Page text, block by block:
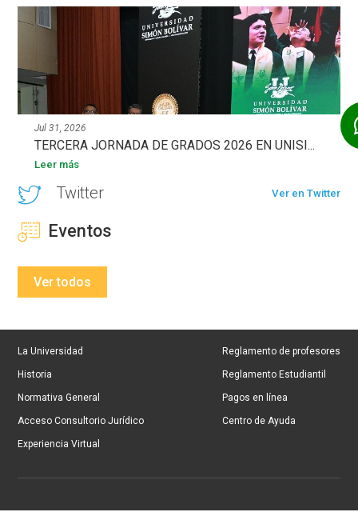
Jul 31, 2026
TERCERA JORNADA DE GRADOS 2026 EN UNISI...
Leer más
Twitter Ver en Twitter
Eventos
Ver todos
La Universidad
Historia
Normativa General
Acceso Consultorio Jurídico
Experiencia Virtual
Reglamento de profesores
Reglamento Estudiantil
Pagos en línea
Centro de Ayuda